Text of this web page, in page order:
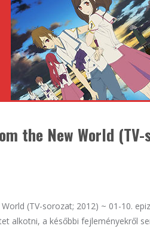
the New World
(TV-sorozat; 2012) ~ 01-10.
alkotni, a későbbi fejleményekről